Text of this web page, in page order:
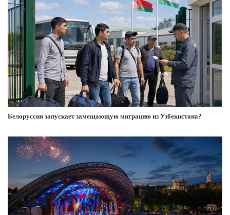
Белоруссия запускает замещающую миграцию из Узбекистана?